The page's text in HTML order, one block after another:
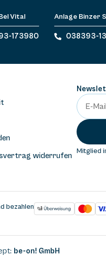
Vital
173980
Anlage Binzer
038393-
widerrufen Mitglied
bezahlen
be-on! GmbH